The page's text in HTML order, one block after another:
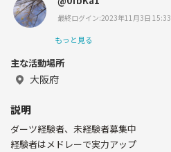
最終ログイン:2023年11月3日 15:33
もっと見る
主な活動場所
大阪府
説明
ダーツ経験者、未経験者募集中
経験者はメドレーで実力アップ